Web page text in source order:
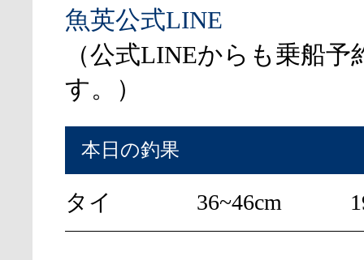
魚英公式LINE
（公式LINEからも乗船予
す。）
本日の釣果
タイ 36~46cm